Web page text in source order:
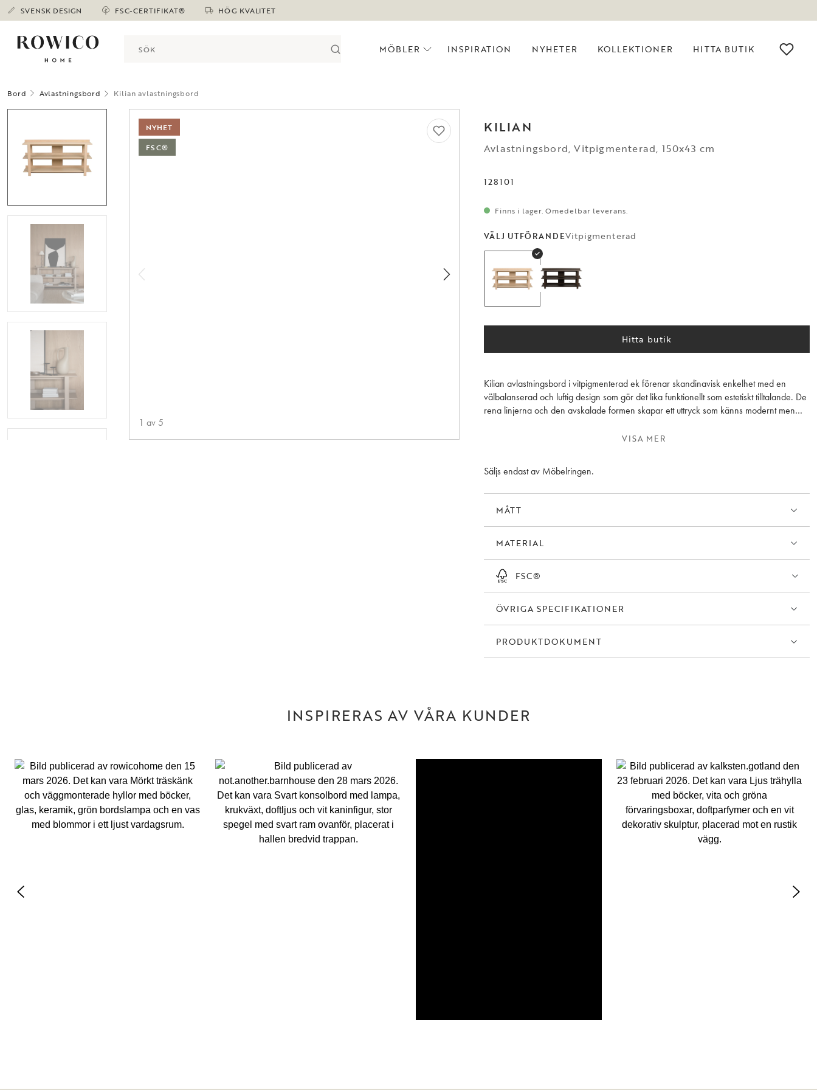
SVENSK DESIGN FSC-CERTIFIKAT® HÖG KVALITET
MÖBLER INSPIRATION NYHETER KOLLEKTIONER HITTA BUTIK
Bord Avlastningsbord Kilian avlastningsbord
NYHET
FSC®
1 av 5
KILIAN
Avlastningsbord, Vitpigmenterad, 150x43 cm
128101
Finns i lager. Omedelbar leverans.
VÄLJ UTFÖRANDEVitpigmenterad
Hitta butik
Kilian avlastningsbord i vitpigmenterad ek förenar skandinavisk enkelhet med en
välbalanserad och luftig design som gör det lika funktionellt som estetiskt tilltalande. De
rena linjerna och den avskalade formen skapar ett uttryck som känns modernt men
rummet, vilket gör det till en flexibel möbel med många användningsområden. Placera
det bakom en soffa för att skapa en naturlig avgränsning, använd det som en diskret
rumsavdelare eller låt det stå längs en vägg som ett stilrent avlastningsbord –
möjligheterna är många.
Kilian är lätt att möblera med och bidrar till ett harmoniskt helhetsintryck oavsett var det
placeras. Det fungerar lika bra som dekorativ yta för lampor, vaser och personliga
detaljer som för praktisk avlastning i vardagen.
Med sin kombination av flexibilitet, funktion och skandinavisk formkänsla är Kilian
VISA MER
Säljs endast av Möbelringen.
MÅTT
MATERIAL
FSC®
ÖVRIGA SPECIFIKATIONER
PRODUKTDOKUMENT
INSPIRERAS AV VÅRA KUNDER